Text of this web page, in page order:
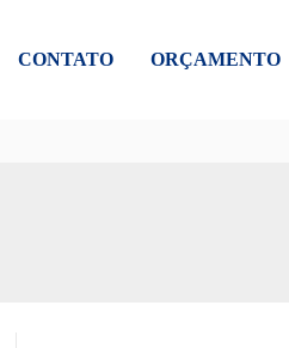
CONTATO ORÇAMENTO